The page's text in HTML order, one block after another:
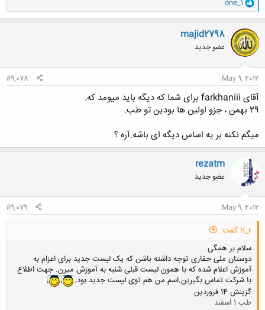
ا
ک
ن
ش
ه
ا
one_1
majid2798
عضو جدید
May 9, 2012
#9,078
آقای farkhaniii برای شما که دیگه باید میومد که.
29 بهمن ، جزو اولین ها بودین تو طب.
میگم نکنه بر یه اساس دیگه ای باشه.آره ؟
rezatm
عضو جدید
May 9, 2012
#9,079
h_r گفت:
سلام بر همگی
دوستان ملی حفاری توجه داشته باشن که یک لیست جدید برای اعزام به
آموزش اعلام شده که با همون لیست قبلی شنبه به آموزش میرن. جهت اطلاع
با شرکت تماس بگیرین.اسم من هم توی لیست جدید بود.
گزینش 14 فروردین
طب 1 اسفند